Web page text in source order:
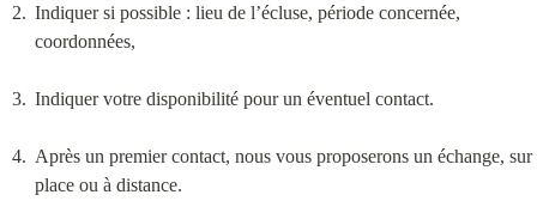
Indiquer si possible : lieu de l’écluse, période concernée,
coordonnées,
Indiquer votre disponibilité pour un éventuel contact.
Après un premier contact, nous vous proposerons un échange, sur
place ou à distance.